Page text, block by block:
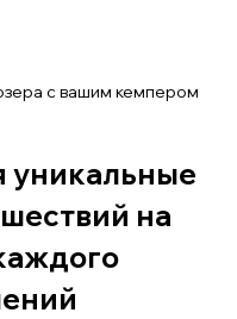
с вашим кемпером
уникальные
на